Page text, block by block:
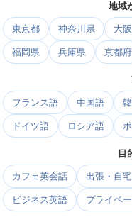
地域
東京都 神奈川県 大
福岡県 兵庫県 京都府
フランス語 中国語
ドイツ語 ロシア語
目
カフェ英会話 出張・自
ビジネス英語 プライベ